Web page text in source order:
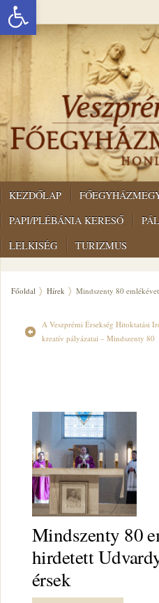
KEZDŐLAP
PAPI/PLÉBÁNIA KERESŐ
LELKISÉG
TURIZMUS
Főoldal Hírek Mindszenty 80
A Veszprémi Érsekség Hitoktatási
kreatív pályázatai – Mindszenty 80
Mindszenty 80
hirdetett
érsek